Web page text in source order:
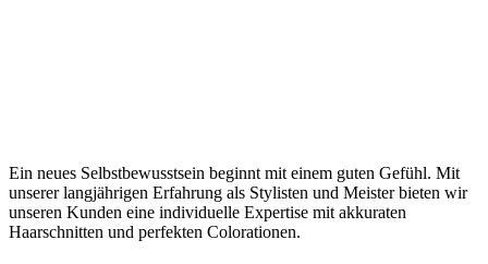
Ein neues Selbstbewusstsein beginnt mit einem guten Gefühl. Mit
unserer langjährigen Erfahrung als Stylisten und Meister bieten wir
unseren Kunden eine individuelle Expertise mit akkuraten
Haarschnitten und perfekten Colorationen.